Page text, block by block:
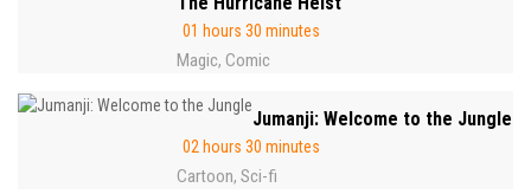
01 hours 30 minutes
Magic, Comic
Jumanji: Welcome to the Jungle
02 hours 30 minutes
Cartoon, Sci-fi